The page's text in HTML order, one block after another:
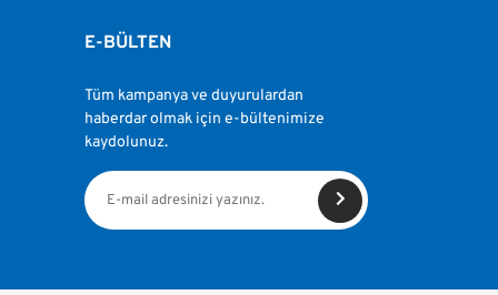
E-BÜLTEN
Tüm kampanya ve duyurulardan
haberdar olmak için e-bültenimize
kaydolunuz.